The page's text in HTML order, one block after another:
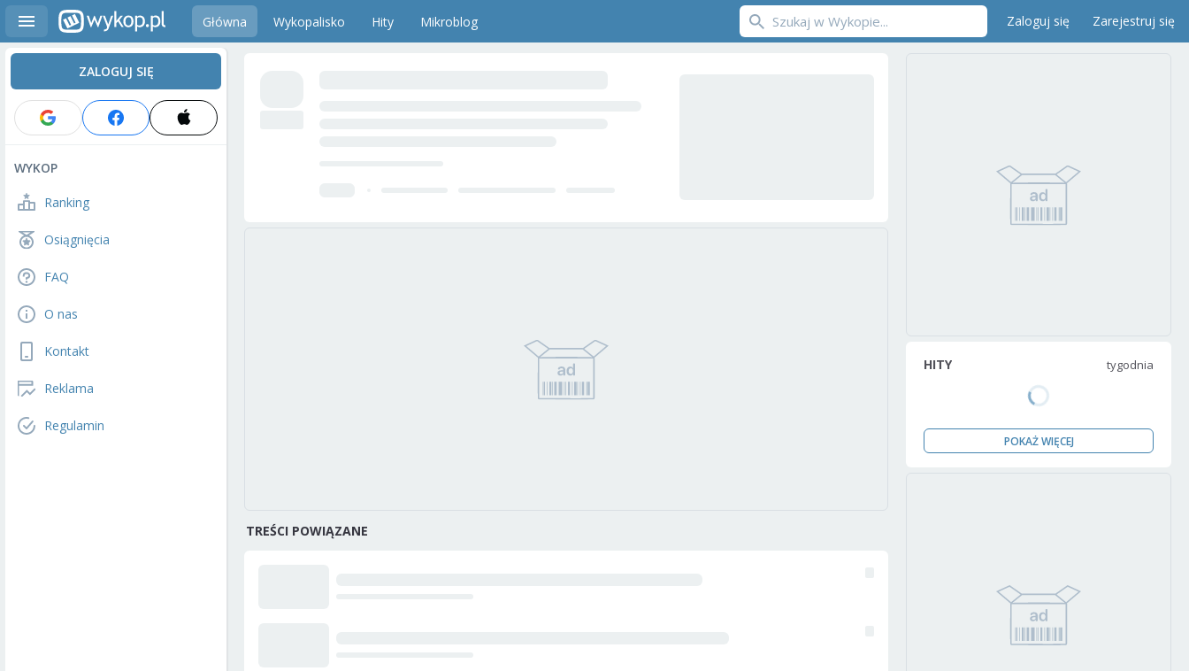
Główna Wykopalisko Hity Mikroblog Zaloguj się Zarejestruj się
ZALOGUJ SIĘ
WYKOP
Ranking
Osiągnięcia
FAQ
O nas
Kontakt
Reklama
Regulamin
TREŚCI POWIĄZANE
HITY tygodnia
POKAŻ WIĘCEJ